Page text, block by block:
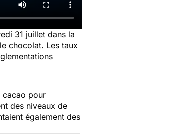
31 juillet dans la
chocolat. Les taux
cacao pour
des niveaux de
également des